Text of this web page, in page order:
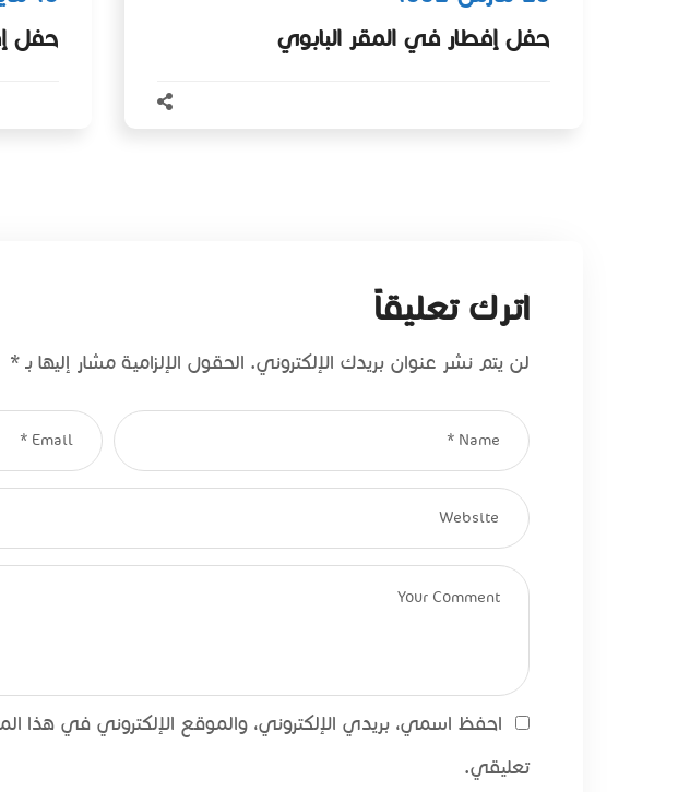
حفل إفطار في المقر البابوي
حفل
اترك تعليقاً
لن يتم نشر عنوان بريدك الإلكتروني. الحقول الإلزامية مشار إليها بـ *
احفظ اسمي، بريدي الإلكتروني، والموقع الإلكتروني في هذا
تعليقي.